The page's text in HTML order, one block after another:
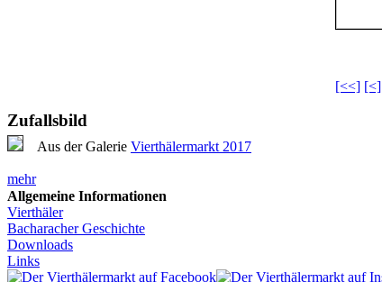
[<<] [<]
Zufallsbild
Aus der Galerie Vierthälermarkt 2017
mehr
Allgemeine Informationen
Vierthäler
Bacharacher Geschichte
Downloads
Links